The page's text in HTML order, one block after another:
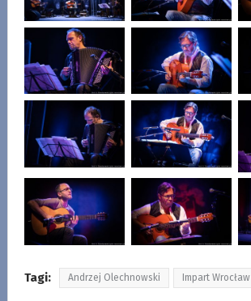
Tagi: Andrzej Olechnowski Impart Wrocław